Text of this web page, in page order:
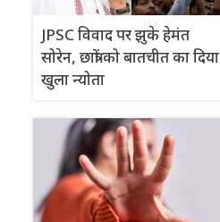
JPSC विवाद पर झुके हेमंत
सोरेन, छात्रों को बातचीत का दिया
खुला न्योता